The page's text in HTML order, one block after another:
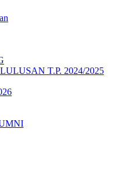
T.P. 2024/2025